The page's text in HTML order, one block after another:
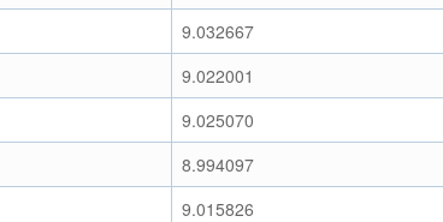
9.032667
9.022001
9.025070
8.994097
9.015826